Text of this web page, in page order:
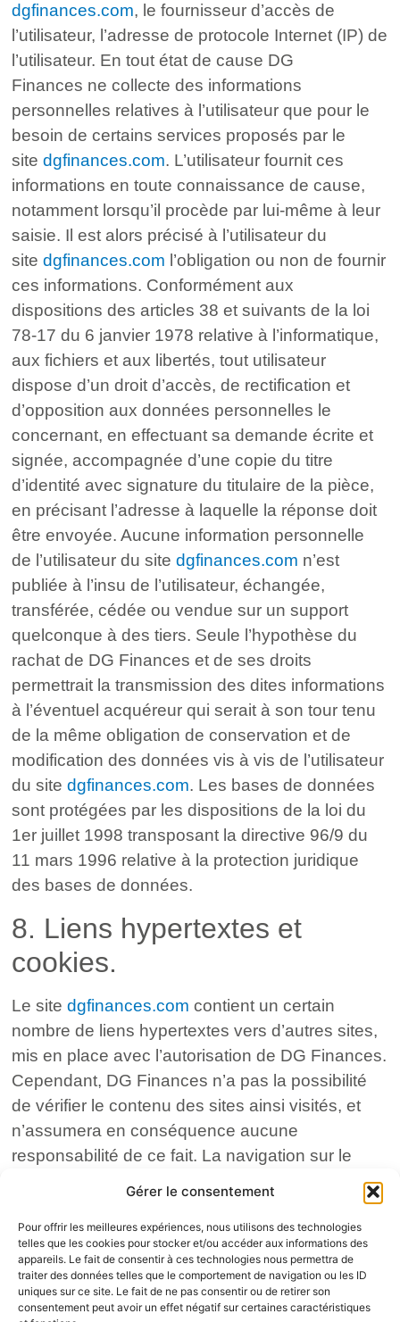
Gérer le consentement
Pour offrir les meilleures expériences, nous utilisons des technologies
telles que les cookies pour stocker et/ou accéder aux informations des
appareils. Le fait de consentir à ces technologies nous permettra de
traiter des données telles que le comportement de navigation ou les ID
uniques sur ce site. Le fait de ne pas consentir ou de retirer son
consentement peut avoir un effet négatif sur certaines caractéristiques
dgfinances.com, le fournisseur d’accès de
l’utilisateur, l’adresse de protocole Internet (IP) de
l’utilisateur. En tout état de cause DG
Finances ne collecte des informations
personnelles relatives à l’utilisateur que pour le
besoin de certains services proposés par le
sitedgfinances.com. L’utilisateur fournit ces
informations en toute connaissance de cause,
notamment lorsqu’il procède par lui-même à leur
saisie. Il est alors précisé à l’utilisateur du
sitedgfinances.com l’obligation ou non de fournir
ces informations. Conformément aux
dispositions des articles 38 et suivants de la loi
78-17 du 6 janvier 1978 relative à l’informatique,
aux fichiers et aux libertés, tout utilisateur
dispose d’un droit d’accès, de rectification et
d’opposition aux données personnelles le
concernant, en effectuant sa demande écrite et
signée, accompagnée d’une copie du titre
d’identité avec signature du titulaire de la pièce,
en précisant l’adresse à laquelle la réponse doit
être envoyée. Aucune information personnelle
de l’utilisateur du sitedgfinances.com n’est
publiée à l’insu de l’utilisateur, échangée,
transférée, cédée ou vendue sur un support
quelconque à des tiers. Seule l’hypothèse du
rachat de DG Finances et de ses droits
permettrait la transmission des dites informations
à l’éventuel acquéreur qui serait à son tour tenu
de la même obligation de conservation et de
modification des données vis à vis de l’utilisateur
du sitedgfinances.com. Les bases de données
sont protégées par les dispositions de la loi du
1er juillet 1998 transposant la directive 96/9 du
11 mars 1996 relative à la protection juridique
des bases de données.
8. Liens hypertextes et
cookies.
Le sitedgfinances.com contient un certain
nombre de liens hypertextes vers d’autres sites,
mis en place avec l’autorisation de DG Finances.
Cependant, DG Finances n’a pas la possibilité
de vérifier le contenu des sites ainsi visités, et
n’assumera en conséquence aucune
responsabilité de ce fait. La navigation sur le
l’ordinateur de l’utilisateur. Un cookie est un
fichier de petite taille, qui ne permet pas
l’identification de l’utilisateur, mais qui enregistre
des informations relatives à la navigation d’un